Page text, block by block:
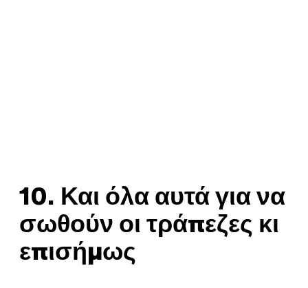
10. Και όλα αυτά για να
σωθούν οι τράπεζες κι
επισήμως